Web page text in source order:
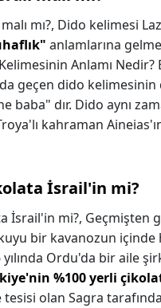
mı?, Dido kelimesi
anlamlarına
Anlamı Nedir?
geçen dido kelimesinin
baba" dır. Dido aynı
kahraman
İsrail'in mi?
İsrail'in mi?, Geçmişten
bir kavanozun içinde
yılında Ordu'da bir aile
%100 yerli
tesisi olan Sagra